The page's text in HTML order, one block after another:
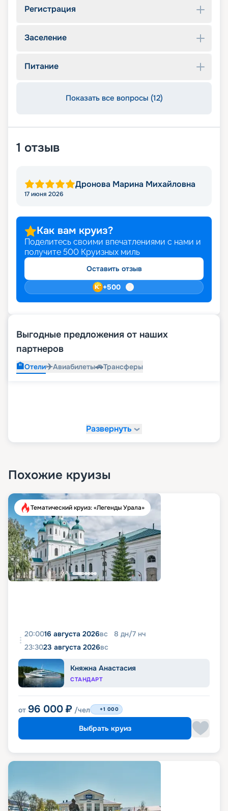
Регистрация
Заселение
Питание
Показать все вопросы (12)
1 отзыв
Дронова Марина Михайловна
17 июня 2026
Как вам круиз?
Поделитесь своими впечатлениями с нами и
получите 500 Круизных миль
Оставить отзыв
+500
Выгодные предложения от наших
партнеров
🏨Отели✈️Авиабилеты🚗Трансферы
Развернуть
Похожие круизы
Тематический круиз: «Легенды Урала»
20:0016 августа 2026вс 8 дн/7 нч
23:3023 августа 2026вс
Княжна Анастасия
СТАНДАРТ
от 96 000 ₽ /чел +1 000
Выбрать круиз